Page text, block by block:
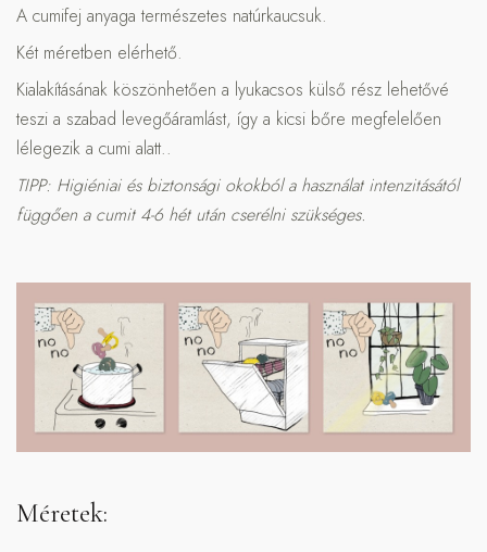
A cumifej anyaga természetes natúrkaucsuk.
Két méretben elérhető.
Kialakításának köszönhetően a lyukacsos külső rész lehetővé
teszi a szabad levegőáramlást, így a kicsi bőre megfelelően
lélegezik a cumi alatt..
TIPP: Higiéniai és biztonsági okokból a használat intenzitásától
függően a cumit 4-6 hét után cserélni szükséges.
Méretek: